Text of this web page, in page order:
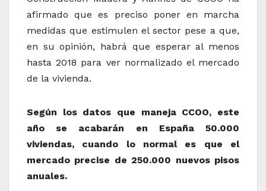
afirmado que es preciso poner en marcha
medidas que estimulen el sector pese a que,
en su opinión, habrá que esperar al menos
hasta 2018 para ver normalizado el mercado
de la vivienda.
Según los datos que maneja CCOO, este
año se acabarán en España 50.000
viviendas, cuando lo normal es que el
mercado precise de 250.000 nuevos pisos
anuales.